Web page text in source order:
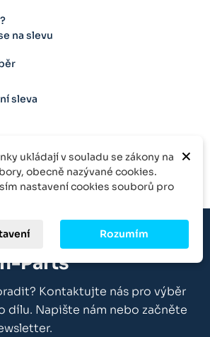
na slevu
sleva
Parts
Kontaktujte nás pro výběr
dílu. Napište nám nebo začněte
×
ukládají v souladu se zákony na
obecně nazývané cookies.
nastavení cookies souborů pro
Rozumím